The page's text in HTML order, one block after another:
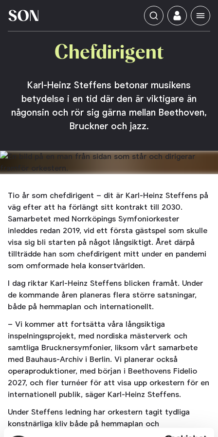
Chefdirigent
Karl-Heinz Steffens betonar musikens
betydelse i en tid där den är viktigare än
någonsin och rör sig gärna mellan Beethoven,
Bruckner och jazz.
Tio år som chefdirigent – dit är Karl-Heinz Steffens på
väg efter att ha förlängt sitt kontrakt till 2030.
Samarbetet med Norrköpings Symfoniorkester
inleddes redan 2019, vid ett första gästspel som skulle
visa sig bli starten på något långsiktigt. Året därpå
tillträdde han som chefdirigent mitt under en pandemi
som omformade hela konsertvärlden.
I dag riktar Karl-Heinz Steffens blicken framåt. Under
de kommande åren planeras flera större satsningar,
både på hemmaplan och internationellt.
– Vi kommer att fortsätta våra långsiktiga
inspelningsprojekt, med nordiska mästerverk och
samtliga Brucknersymfonier, liksom vårt samarbete
med Bauhaus-Archiv i Berlin. Vi planerar också
operaproduktioner, med början i Beethovens Fidelio
2027, och fler turnéer för att visa upp orkestern för en
internationell publik, säger Karl-Heinz Steffens.
Under Steffens ledning har orkestern tagit tydliga
konstnärliga kliv både på hemmaplan och